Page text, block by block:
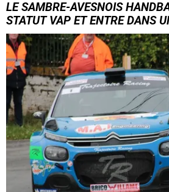
LE SAMBRE-AVESNOIS
STATUT VAP ET ENTRE DANS